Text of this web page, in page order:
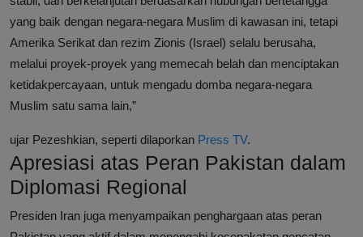
yang baik dengan negara-negara Muslim di kawasan ini, tetapi
Amerika Serikat dan rezim Zionis (Israel) selalu berusaha,
melalui proyek-proyek yang memecah belah dan menciptakan
ketidakpercayaan, untuk mengadu domba negara-negara
Muslim satu sama lain,”
ujar Pezeshkian, seperti dilaporkan Press TV.
Apresiasi atas Peran Pakistan dalam
Diplomasi Regional
Presiden Iran juga menyampaikan penghargaan atas peran